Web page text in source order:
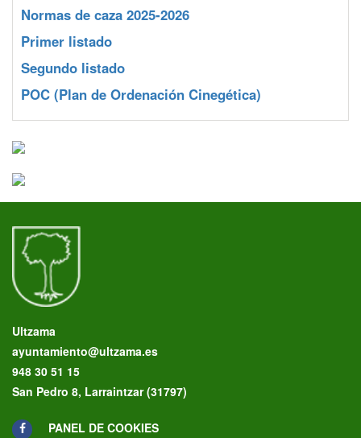
Normas de caza 2025-2026
Primer listado
Segundo listado
POC (Plan de Ordenación Cinegética)
Ultzama
ayuntamiento@ultzama.es
948 30 51 15
San Pedro 8, Larraintzar (31797)
PANEL DE COOKIES